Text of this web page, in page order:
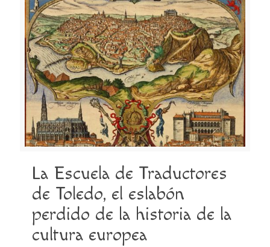
La Escuela de Traductores
de Toledo, el eslabón
perdido de la historia de la
cultura europea